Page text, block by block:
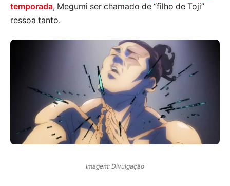
temporada, Megumi ser chamado de “filho de Toji”
ressoa tanto.
Imagem: Divulgação